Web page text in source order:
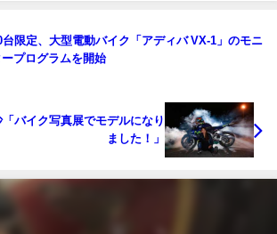
限定、大型電動バイク「アディバ VX-1」のモニ
ープログラムを開始
バイク写真展でモデルになり
ました！」